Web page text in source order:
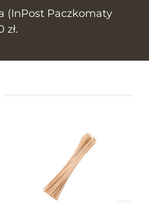
(InPost Paczkomaty
zł.